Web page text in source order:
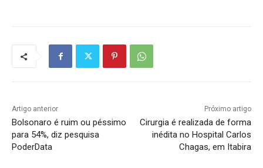
Artigo anterior
Bolsonaro é ruim ou péssimo
para 54%, diz pesquisa
PoderData
Próximo artigo
Cirurgia é realizada de forma
inédita no Hospital Carlos
Chagas, em Itabira